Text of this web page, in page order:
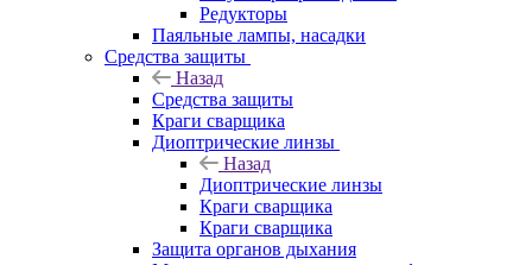
Редукторы
Паяльные лампы, насадки
Средства защиты
Назад
Средства защиты
Краги сварщика
Диоптрические линзы
Назад
Диоптрические линзы
Краги сварщика
Краги сварщика
Защита органов дыхания